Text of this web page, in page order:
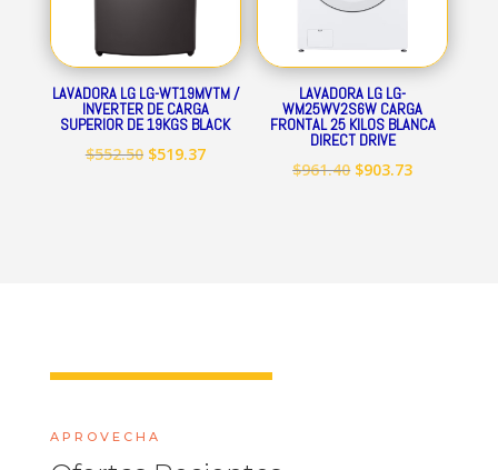
LAVADORA LG LG-WT19MVTM /
INVERTER DE CARGA
SUPERIOR DE 19KGS BLACK
$552.50 El
$519.37El
LAVADORA LG LG-
WM25WV2S6W CARGA
FRONTAL 25 KILOS BLANCA
DIRECT DRIVE
$961.40 El
$903.73El
APROVECHA